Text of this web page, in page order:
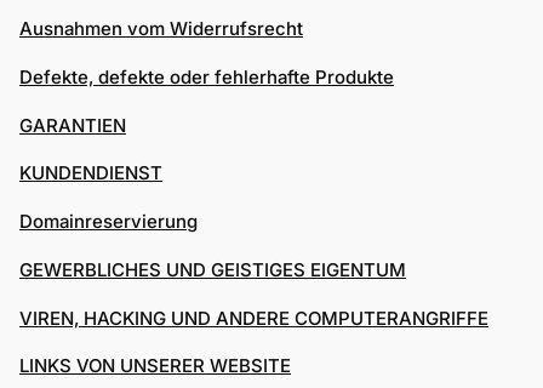
Ausnahmen vom Widerrufsrecht
Defekte, defekte oder fehlerhafte Produkte
GARANTIEN
KUNDENDIENST
Domainreservierung
GEWERBLICHES UND GEISTIGES EIGENTUM
VIREN, HACKING UND ANDERE COMPUTERANGRIFFE
LINKS VON UNSERER WEBSITE